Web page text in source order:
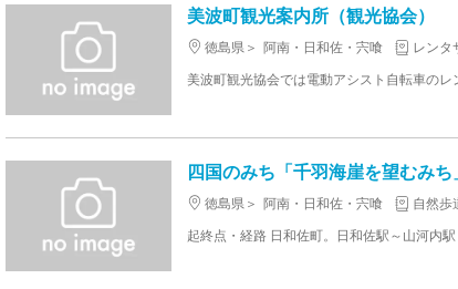
美波町観光案内所（観光協会）
徳島県 阿南・日和佐・宍喰
レンタ
四国のみち「千羽海崖を望むみち
徳島県 阿南・日和佐・宍喰
自然歩
起終点・経路 日和佐町。日和佐駅～山河内